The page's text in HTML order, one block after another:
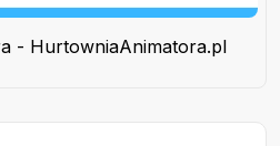
- HurtowniaAnimatora.pl